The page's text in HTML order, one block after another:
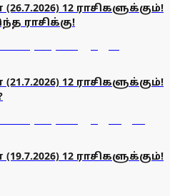
12 ராசிகளுக்கும்!
ராசிக்கு!
12 ராசிகளுக்கும்!
12 ராசிகளுக்கும்!